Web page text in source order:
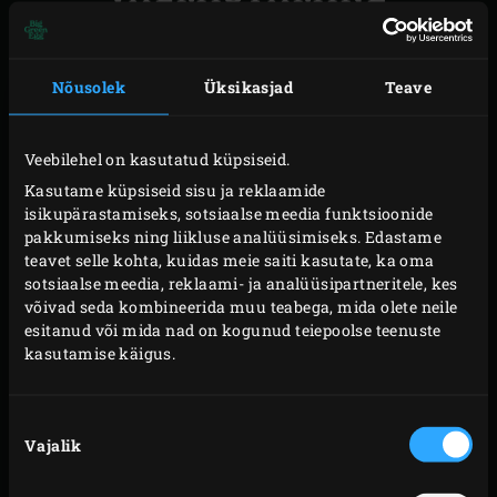
Nõusolek Üksikasjad Teave
Veebilehel on kasutatud küpsiseid.
Kasutame küpsiseid sisu ja reklaamide
isikupärastamiseks, sotsiaalse meedia funktsioonide
pakkumiseks ning liikluse analüüsimiseks. Edastame
teavet selle kohta, kuidas meie saiti kasutate, ka oma
sotsiaalse meedia, reklaami- ja analüüsipartneritele, kes
võivad seda kombineerida muu teabega, mida olete neile
esitanud või mida nad on kogunud teiepoolse teenuste
kasutamise käigus.
valik
Vajalik
ja kuumuta EGG
temperatuurini 120 °C. Samal ajal tõsta seakülg,
nahk allpool, lõikelauale. Tee seakülje keskossa
mõned sentimeetrid terveks. Tõsta liha kõrvale.
Täidise jaoks nopi rosmariini- ja tüümianiokstelt
lehed, haki need peeneks ja sega omavahel. Jahvata
pistaatsiapähklid väikeses köögikombainis. Koori
küüslauk ja pressi või riivi küüslauguküüned
peeneks.
Aseta seakülg, nahk allpool, lõikelauale, voldi liha
pistaatsiapähklid. Riivi laimi koor peenelt liha peale